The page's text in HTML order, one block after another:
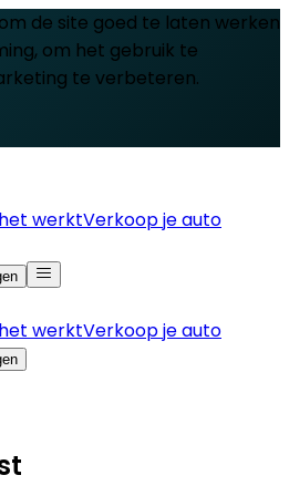
de site goed te laten werken
om het gebruik te
te verbeteren.
werktVerkoop je auto
werktVerkoop je auto